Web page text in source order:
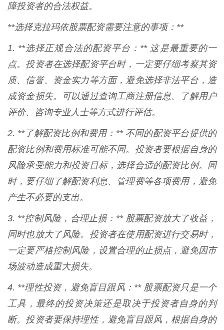
障投资者的合法权益。
**选择克拉玛依股票配资需要注意的事项：**
1. **选择正规合法的配资平台：** 这是最重要的一
点。投资者在选择配资平台时，一定要仔细考察其资
质、信誉、资金实力等方面，避免选择非法平台，造
成资金损失。可以通过查询工商注册信息、了解用户
评价、咨询专业人士等方式进行评估。
2. **了解配资比例和费用：** 不同的配资平台提供的
配资比例和费用标准可能不同。投资者要根据自身的
风险承受能力和投资目标，选择合适的配资比例。同
时，要仔细了解配资利息、管理费等各项费用，避免
产生不必要的支出。
3. **控制风险，合理止损：** 股票配资放大了收益，
同时也放大了风险。投资者在使用配资进行交易时，
一定要严格控制风险，设置合理的止损点，避免因市
场波动造成重大损失。
4. **理性投资，避免盲目跟风：** 股票配资只是一个
工具，最终的投资决策还是取决于投资者自身的判
断。投资者要保持理性，避免盲目跟风，根据自身的